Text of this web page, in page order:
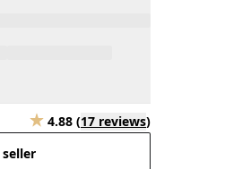
4.88 (17 reviews)